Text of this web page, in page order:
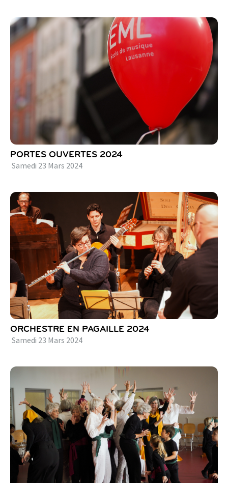
PORTES OUVERTES 2024
Samedi 23 Mars 2024
ORCHESTRE EN PAGAILLE 2024
Samedi 23 Mars 2024